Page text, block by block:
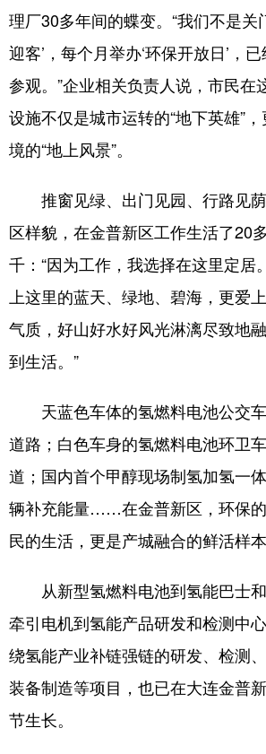
理厂30多年间的蝶变。“我们不是关
迎客’，每个月举办‘环保开放日’，
参观。”企业相关负责人说，市民在
设施不仅是城市运转的“地下英雄”
境的“地上风景”。
推窗见绿、出门见园、行路见
区样貌，在金普新区工作生活了20
千：“因为工作，我选择在这里定居
上这里的蓝天、绿地、碧海，更爱
气质，好山好水好风光淋漓尽致地
到生活。”
天蓝色车体的氢燃料电池公交
道路；白色车身的氢燃料电池环卫
道；国内首个甲醇现场制氢加氢一
辆补充能量……在金普新区，环保
民的生活，更是产城融合的鲜活样本
从新型氢燃料电池到氢能巴士
牵引电机到氢能产品研发和检测中
绕氢能产业补链强链的研发、检测、
装备制造等项目，也已在大连金普
节生长。